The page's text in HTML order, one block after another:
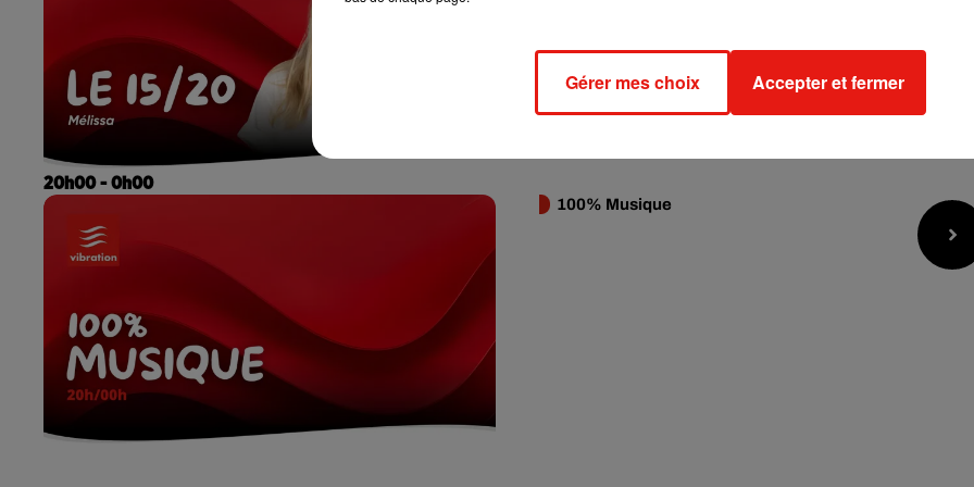
20h00 - 0h00
100% Musique
Gérer mes choix Accepter et fermer